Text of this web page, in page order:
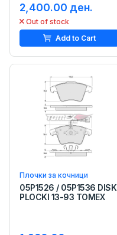
2,400.00 ден.
Out of stock
Add to Cart
Плочки за кочници
05P1526 / 05P1536 DISK
PLOCKI 13-93 TOMEX